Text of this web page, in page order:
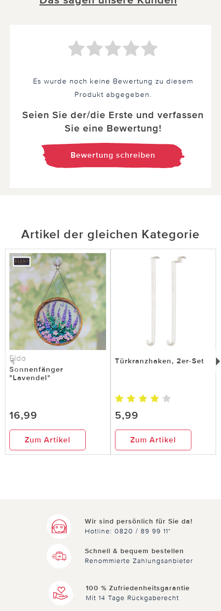
Es wurde noch keine Bewertung zu diesem
Produkt abgegeben.
Seien Sie der/die Erste und verfassen
Sie eine Bewertung!
Bewertung schreiben
Artikel der gleichen Kategorie
Eldo
Sonnenfänger
"Lavendel"
16,99
Zum Artikel
Türkranzhaken, 2er-Set
5,99
Zum Artikel
Wir sind persönlich für Sie da!
Hotline: 0820 / 89 99 11*
Schnell & bequem bestellen
Renommierte Zahlungsanbieter
100 % Zufriedenheitsgarantie
Mit 14 Tage Rückgaberecht